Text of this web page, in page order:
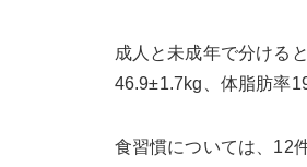
成人と未成年で分ける
46.9±1.7kg、体脂肪率
食習慣については、12